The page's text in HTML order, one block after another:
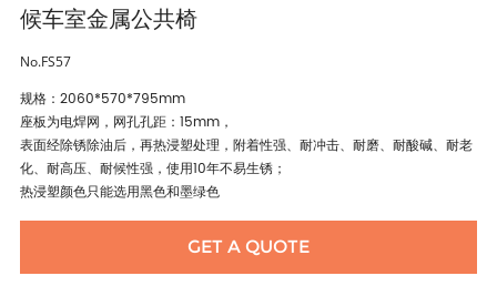
候车室金属公共椅
No.FS57
规格：2060*570*795mm
座板为电焊网，网孔孔距：15mm，
表面经除锈除油后，再热浸塑处理，附着性强、耐冲击、耐磨、耐酸碱、耐老
化、耐高压、耐候性强，使用10年不易生锈；
热浸塑颜色只能选用黑色和墨绿色
GET A QUOTE